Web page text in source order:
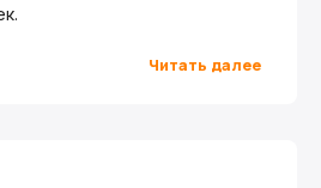
Читать далее